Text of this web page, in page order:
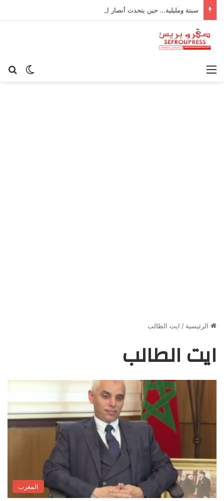
سبتة ومليلية… حين يتحدث أنصار الديمقراطية بلسان الاستعمار
الوضع القائمة
الرئيسية / ايت الطالب
ايت الطالب
المغرب